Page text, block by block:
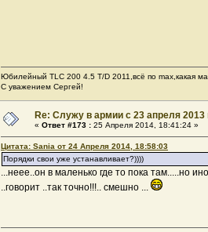
Юбилейный TLC 200 4.5 T/D 2011,всё по max,какая
С уважением Сергей!
Re: Служу в армии с 23 апреля 2013
« Ответ #173 : 25 Апреля 2014, 18:41:24 »
Цитата: Sania от 24 Апреля 2014, 18:58:03
Порядки свои уже устанавливает?))))
...неее..он в маленько где то пока там.....но
..говорит ..так точно!!!.. смешно ...